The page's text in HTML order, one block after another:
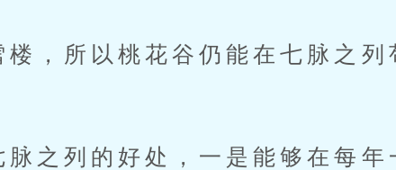
，所以桃花谷仍能在七脉之列
之列的好处，一是能够在每年